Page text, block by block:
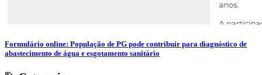
Formulário online: População de PG pode contribuir para diagnóstico de
abastecimento de água e esgotamento sanitário